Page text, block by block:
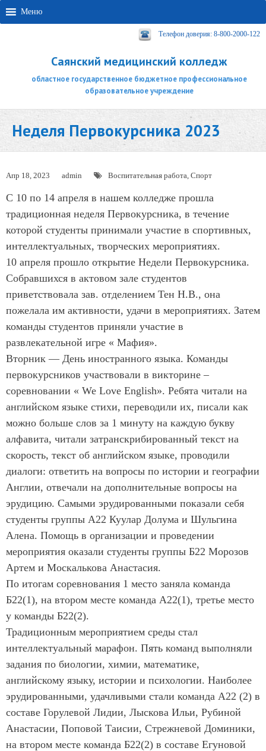
Меню
Телефон доверия: 8-800-2000-122
Саянский медицинский колледж
областное государственное бюджетное профессиональное
образовательное учреждение
Неделя Первокурсника 2023
Апр 18, 2023 admin Воспитательная работа, Спорт
С 10 по 14 апреля в нашем колледже прошла
традиционная неделя Первокурсника, в течение
которой студенты принимали участие в спортивных,
интеллектуальных, творческих мероприятиях.
10 апреля прошло открытие Недели Первокурсника.
Собравшихся в актовом зале студентов
приветствовала зав. отделением Тен Н.В., она
пожелала им активности, удачи в мероприятиях. Затем
команды студентов приняли участие в
развлекательной игре « Мафия».
Вторник — День иностранного языка. Команды
первокурсников участвовали в викторине –
соревновании « We Love English». Ребята читали на
английском языке стихи, переводили их, писали как
можно больше слов за 1 минуту на каждую букву
алфавита, читали затранскрибированный текст на
скорость, текст об английском языке, проводили
диалоги: ответить на вопросы по истории и географии
Англии, отвечали на дополнительные вопросы на
эрудицию. Самыми эрудированными показали себя
студенты группы А22 Куулар Долума и Шульгина
Алена. Помощь в организации и проведении
мероприятия оказали студенты группы Б22 Морозов
Артем и Москалькова Анастасия.
По итогам соревнования 1 место заняла команда
Б22(1), на втором месте команда А22(1), третье место
у команды Б22(2).
Традиционным мероприятием среды стал
интеллектуальный марафон. Пять команд выполняли
задания по биологии, химии, математике,
английскому языку, истории и психологии. Наиболее
эрудированными, удачливыми стали команда А22 (2) в
составе Горулевой Лидии, Лыскова Ильи, Рубиной
Анастасии, Поповой Таисии, Стрежневой Доминики,
на втором месте команда Б22(2) в составе Егуновой